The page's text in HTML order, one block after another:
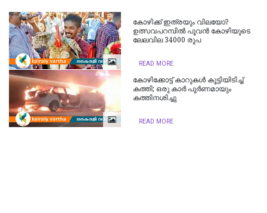
കോഴിക്ക് ഇത്രയും വിലയോ?
ഉത്സവപറമ്പില്‍ പൂവന്‍ കോഴിയുടെ
ലേലവില 34000 രൂപ
READ MORE
കോഴിക്കോട്ട് കാറുകൾ കൂട്ടിയിടിച്ച്
കത്തി; ഒരു കാർ പൂർണമായും
കത്തിനശിച്ചു
READ MORE